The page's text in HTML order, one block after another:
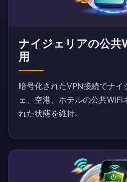
ナイジェリアの公共
用
暗号化されたVPN接続でナイ
ェ、空港、ホテルの公共WiFi
れた状態を維持。